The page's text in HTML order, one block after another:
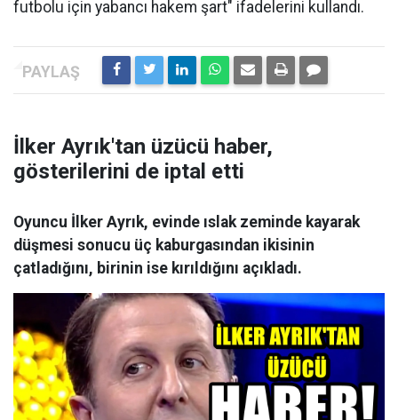
futbolu için yabancı hakem şart" ifadelerini kullandı.
İlker Ayrık'tan üzücü haber,
gösterilerini de iptal etti
Oyuncu İlker Ayrık, evinde ıslak zeminde kayarak
düşmesi sonucu üç kaburgasından ikisinin
çatladığını, birinin ise kırıldığını açıkladı.